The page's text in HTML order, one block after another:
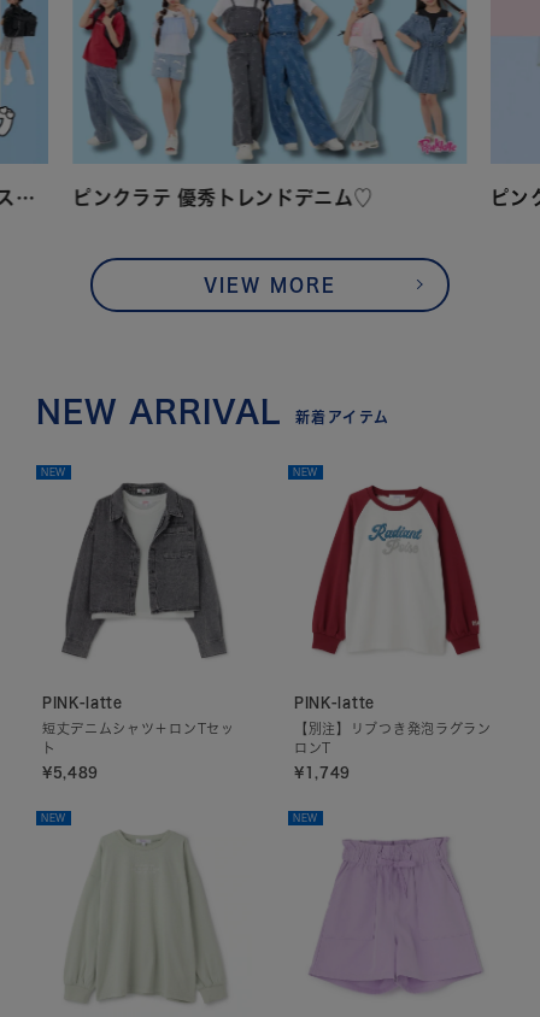
ピンクラテ 旅行も林間学校もこれ！ボストンバッグ ピンクラテ 優秀トレンドデニム♡ ピン
VIEW MORE
NEW ARRIVAL 新着アイテム
NEW
PINK-latte
短丈デニムシャツ＋ロンTセッ
ト
¥5,489
NEW
PINK-latte
【別注】リブつき発泡ラグラン
ロンT
¥1,749
NEW NEW